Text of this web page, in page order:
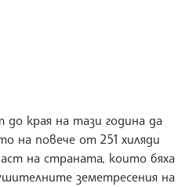
края на тази година да
на повече от 251 хиляди
на страната, които бяха
земетресения на